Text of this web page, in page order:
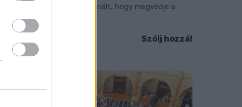
e-mail szolgáltatást használt, hogy megvédje a
Fidesz maradékát.
Szólj hozzá!